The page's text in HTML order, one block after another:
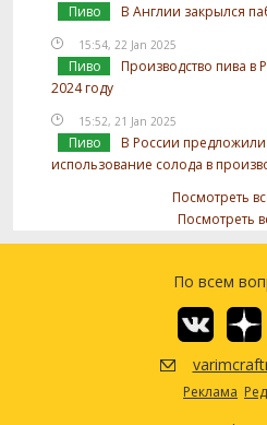
Пиво В Англии закрылся
15:54, 22 Jan 2025
Пиво
Производство пива в
2024 году
15:52, 21 Jan 2025
Пиво
В России предложили
использование солода в
Посмотреть
Посмотреть
По всем
Реклама